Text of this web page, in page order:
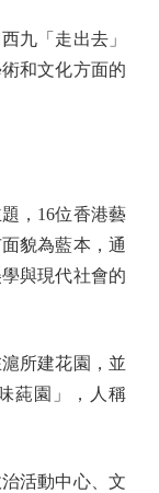
九「走出去」
和文化方面的
，16位香港藝
貌為藍本，通
與現代社會的
所建花園，並
蒓園」，人稱
活動中心、文